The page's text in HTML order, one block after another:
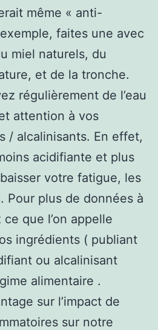
même « anti-
faites une avec
miel naturels, du
et de la tronche.
régulièrement de l’eau
attention à vos
/ alcalinisants. En effet,
acidifiante et plus
votre fatigue, les
Pour plus de données à
que l’on appelle
ingrédients ( publiant
ou alcalinisant
alimentaire .
sur l’impact de
sur notre